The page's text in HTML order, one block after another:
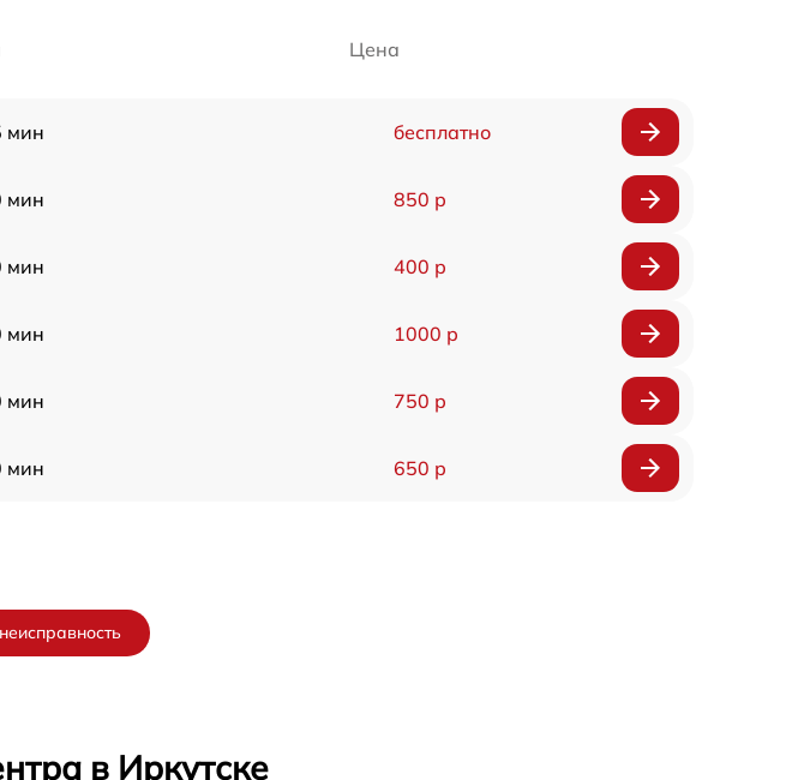
Цена
мин бесплатно
мин 850 р
мин 400 р
мин 1000 р
мин 750 р
мин 650 р
в Иркутске